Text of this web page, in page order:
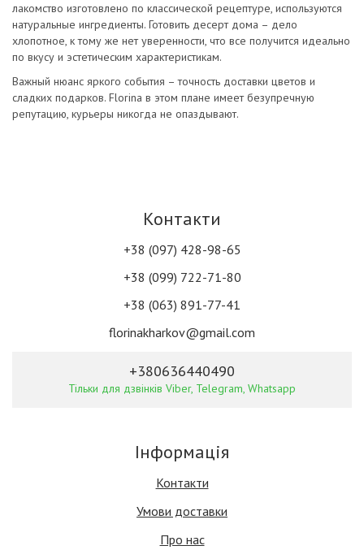
лакомство изготовлено по классической рецептуре, используются
натуральные ингредиенты. Готовить десерт дома – дело
хлопотное, к тому же нет уверенности, что все получится идеально
по вкусу и эстетическим характеристикам.
Важный нюанс яркого события – точность доставки цветов и
сладких подарков. Florina в этом плане имеет безупречную
репутацию, курьеры никогда не опаздывают.
Контакти
+38 (097) 428-98-65
+38 (099) 722-71-80
+38 (063) 891-77-41
florinakharkov@gmail.com
+380636440490
Тільки для дзвінків Viber, Telegram, Whatsapp
Інформація
Контакти
Умови доставки
Про нас